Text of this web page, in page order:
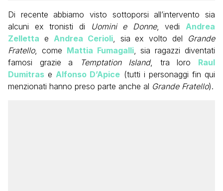
Di recente abbiamo visto sottoporsi all’intervento sia
alcuni ex tronisti di Uomini e Donne, vedi Andrea
Zelletta e Andrea Cerioli, sia ex volto del Grande
Fratello, come Mattia Fumagalli, sia ragazzi diventati
famosi grazie a
Temptation Island, tra loro Raul
Dumitras eAlfonso D’Apice (tutti i personaggi fin qui
menzionati hanno preso parte anche al Grande Fratello).